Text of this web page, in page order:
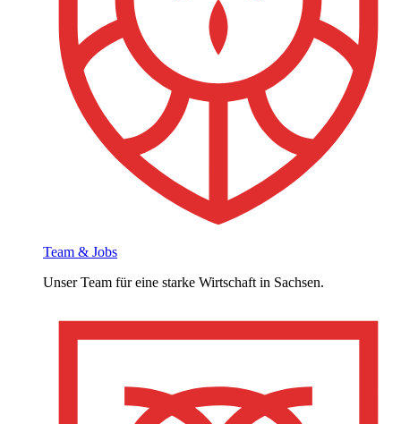
Team & Jobs
Unser Team für eine starke Wirtschaft in Sachsen.